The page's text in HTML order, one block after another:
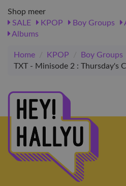
Shop meer
SALE
KPOP Boy Groups
Albums
Home / KPOP / Boy Groups
TXT - Minisode 2 : Thursday's